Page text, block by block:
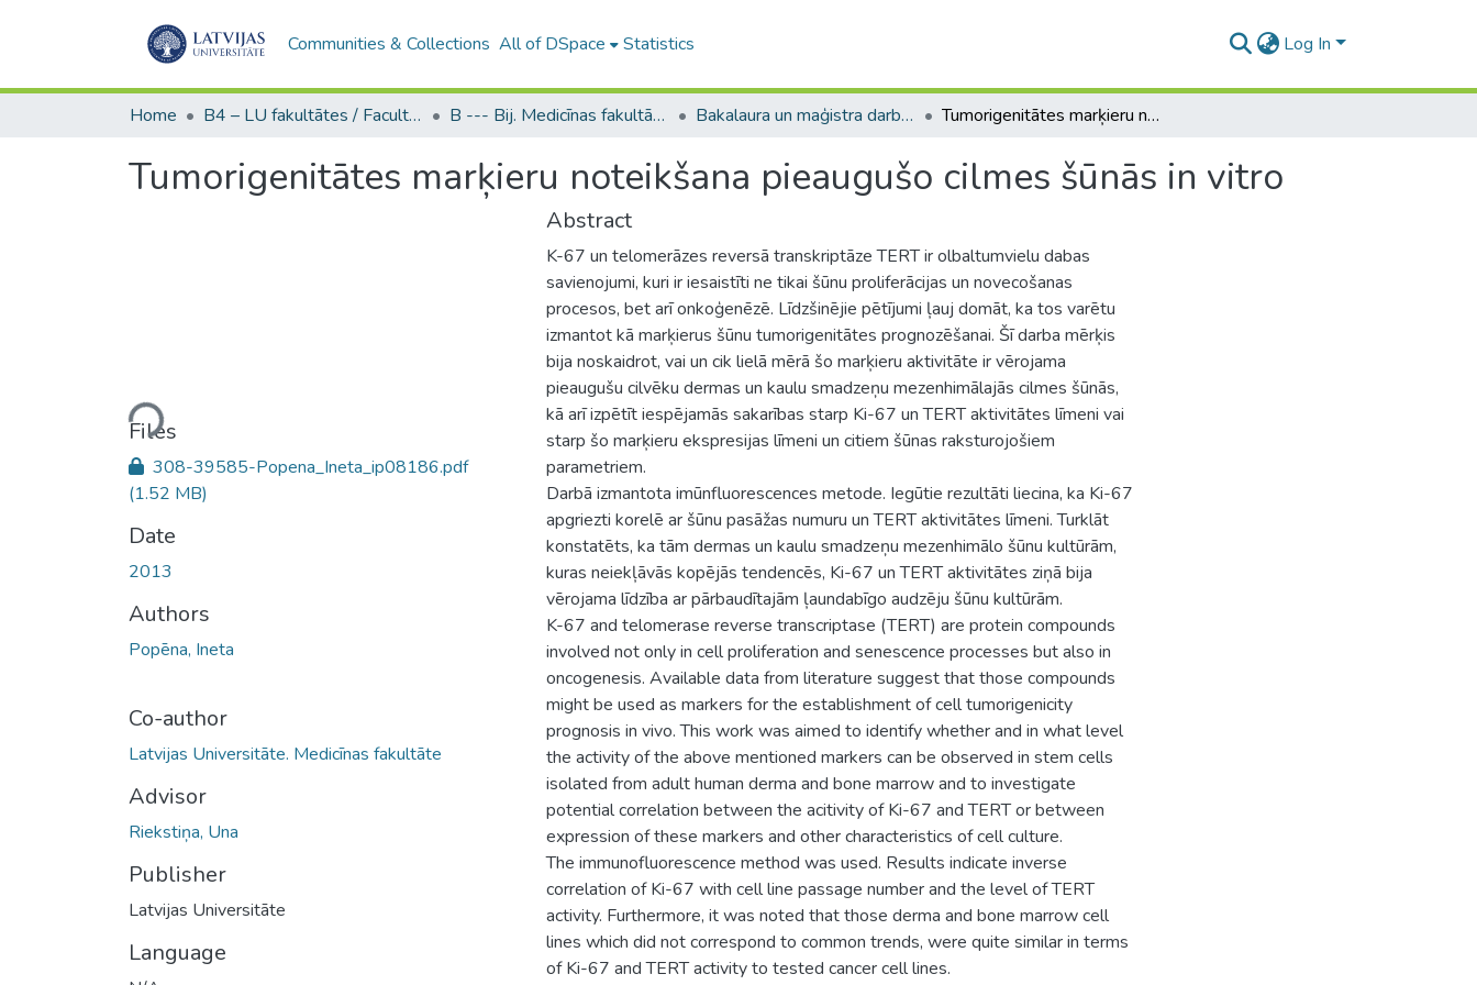
Communities & Collections All of DSpace Statistics Log In
Home B4 – LU fakultātes / Faculties of the UL B --- Bij. Medicīnas fakultātes studentu noslēguma darbi / Faculty of Medicine - Graduate works Bakalaura un maģistra darbi (MF) / Bachelor's and Master's theses Tumorigenitātes marķieru noteikšana pieaugušo cilmes šūnās in vitro
Tumorigenitātes marķieru noteikšana pieaugušo cilmes šūnās in vitro
Loading...
Files
308-39585-Popena_Ineta_ip08186.pdf
(1.52 MB)
Date
2013
Authors
Popēna, Ineta
Co-author
Latvijas Universitāte. Medicīnas fakultāte
Advisor
Riekstiņa, Una
Publisher
Latvijas Universitāte
Language
Abstract
K-67 un telomerāzes reversā transkriptāze TERT ir olbaltumvielu dabas
savienojumi, kuri ir iesaistīti ne tikai šūnu proliferācijas un novecošanas
procesos, bet arī onkoģenēzē. Līdzšinējie pētījumi ļauj domāt, ka tos varētu
izmantot kā marķierus šūnu tumorigenitātes prognozēšanai. Šī darba mērķis
bija noskaidrot, vai un cik lielā mērā šo marķieru aktivitāte ir vērojama
pieaugušu cilvēku dermas un kaulu smadzeņu mezenhimālajās cilmes šūnās,
kā arī izpētīt iespējamās sakarības starp Ki-67 un TERT aktivitātes līmeni vai
starp šo marķieru ekspresijas līmeni un citiem šūnas raksturojošiem
parametriem.
Darbā izmantota imūnfluorescences metode. Iegūtie rezultāti liecina, ka Ki-67
apgriezti korelē ar šūnu pasāžas numuru un TERT aktivitātes līmeni. Turklāt
konstatēts, ka tām dermas un kaulu smadzeņu mezenhimālo šūnu kultūrām,
kuras neiekļāvās kopējās tendencēs, Ki-67 un TERT aktivitātes ziņā bija
vērojama līdzība ar pārbaudītajām ļaundabīgo audzēju šūnu kultūrām.
K-67 and telomerase reverse transcriptase (TERT) are protein compounds
involved not only in cell proliferation and senescence processes but also in
oncogenesis. Available data from literature suggest that those compounds
might be used as markers for the establishment of cell tumorigenicity
prognosis in vivo. This work was aimed to identify whether and in what level
the activity of the above mentioned markers can be observed in stem cells
isolated from adult human derma and bone marrow and to investigate
potential correlation between the acitivity of Ki-67 and TERT or between
expression of these markers and other characteristics of cell culture.
The immunofluorescence method was used. Results indicate inverse
correlation of Ki-67 with cell line passage number and the level of TERT
activity. Furthermore, it was noted that those derma and bone marrow cell
lines which did not correspond to common trends, were quite similar in terms
of Ki-67 and TERT activity to tested cancer cell lines.